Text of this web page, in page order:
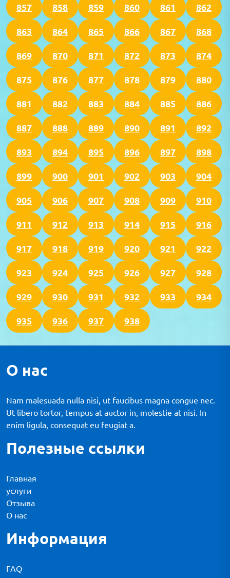
857 858 859 860 861 862
863 864 865 866 867 868
869 870 871 872 873 874
875 876 877 878 879 880
881 882 883 884 885 886
887 888 889 890 891 892
893 894 895 896 897 898
899 900 901 902 903 904
905 906 907 908 909 910
911 912 913 914 915 916
917 918 919 920 921 922
923 924 925 926 927 928
929 930 931 932 933 934
935 936 937 938
О нас
Nam malesuada nulla nisi, ut faucibus magna congue nec.
Ut libero tortor, tempus at auctor in, molestie at nisi. In
enim ligula, consequat eu feugiat a.
Полезные ссылки
Главная
услуги
Отзыва
О нас
Информация
FAQ